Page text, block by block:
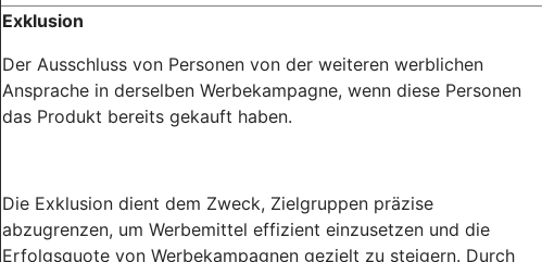
Exklusion
Der Ausschluss von Personen von der weiteren werblichen
Ansprache in derselben Werbekampagne, wenn diese Personen
das Produkt bereits gekauft haben.
Die Exklusion dient dem Zweck, Zielgruppen präzise
abzugrenzen, um Werbemittel effizient einzusetzen und die
Erfolgsquote von Werbekampagnen gezielt zu steigern. Durch